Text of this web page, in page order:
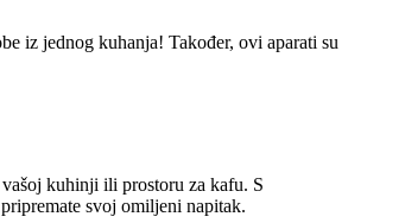
iz jednog kuhanja! Također, ovi aparati su
kuhinji ili prostoru za kafu. S
svoj omiljeni napitak.